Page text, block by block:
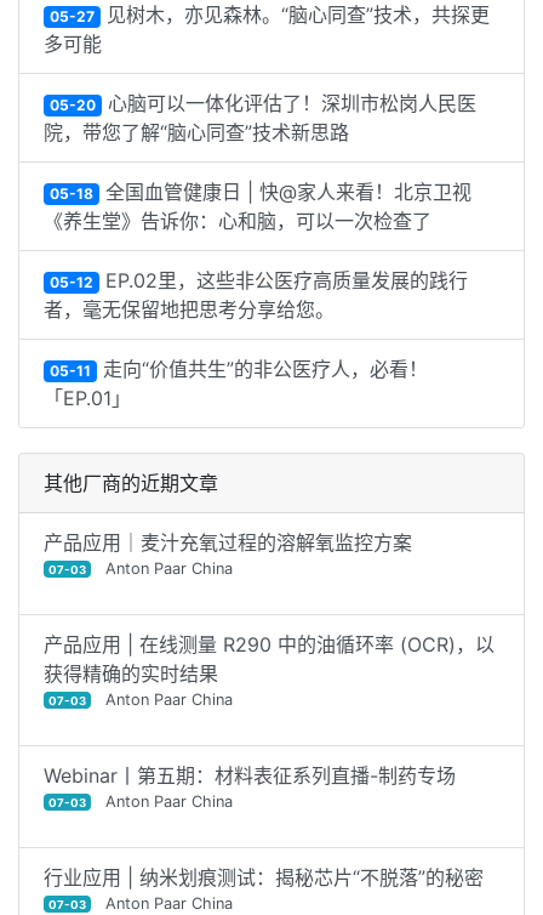
05-27 见树木，亦见森林。“脑心同查”技术，共探更
多可能
05-20 心脑可以一体化评估了！深圳市松岗人民医
院，带您了解“脑心同查”技术新思路
05-18 全国血管健康日 | 快@家人来看！北京卫视
《养生堂》告诉你：心和脑，可以一次检查了
05-12 EP.02里，这些非公医疗高质量发展的践行
者，毫无保留地把思考分享给您。
05-11 走向“价值共生”的非公医疗人，必看！
「EP.01」
其他厂商的近期文章
产品应用｜麦汁充氧过程的溶解氧监控方案
07-03 Anton Paar China
产品应用 | 在线测量 R290 中的油循环率 (OCR)，以
获得精确的实时结果
07-03 Anton Paar China
Webinar丨第五期：材料表征系列直播-制药专场
07-03 Anton Paar China
行业应用 | 纳米划痕测试：揭秘芯片“不脱落”的秘密
07-03 Anton Paar China